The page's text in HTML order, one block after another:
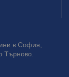
в София,
Търново.